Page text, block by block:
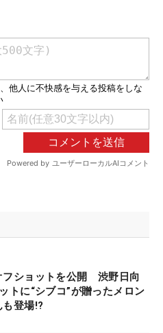
フショットを公開 渋野日向
トに“シブコ”が贈ったメロン
登場!?